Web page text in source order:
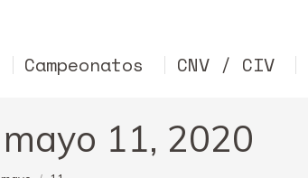
Campeonatos CNV / CIV
mayo 11, 2020